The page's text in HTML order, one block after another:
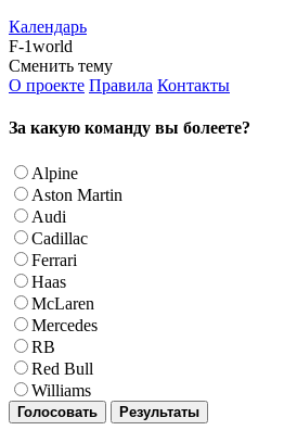
Календарь
F-1world
Сменить тему
О проекте Правила Контакты
За какую команду вы болеете?
Alpine
Aston Martin
Audi
Cadillac
Ferrari
Haas
McLaren
Mercedes
RB
Red Bull
Williams
Голосовать Результаты